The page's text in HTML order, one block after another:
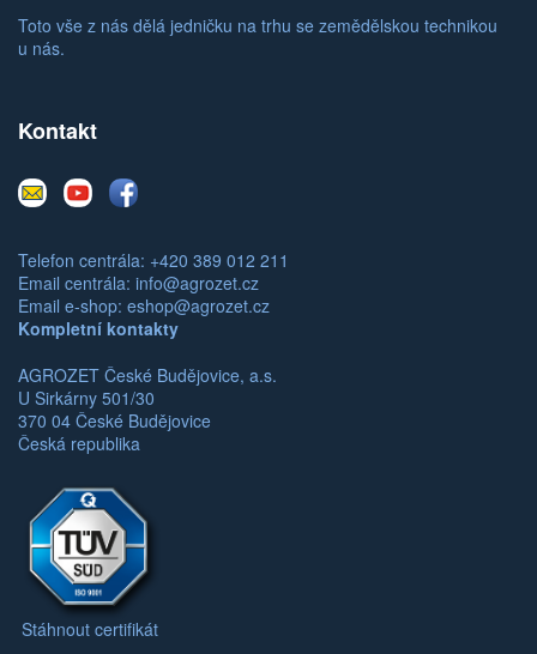
Toto vše z nás dělá jedničku na trhu se zemědělskou technikou
u nás.
Kontakt
E-
mail
YoutubeFacebook
Telefon centrála: +420 389 012 211
Email centrála: info@agrozet.cz
Email e-shop: eshop@agrozet.cz
Kompletní kontakty
AGROZET České Budějovice, a.s.
U Sirkárny 501/30
370 04 České Budějovice
Česká republika
Stáhnout certifikát